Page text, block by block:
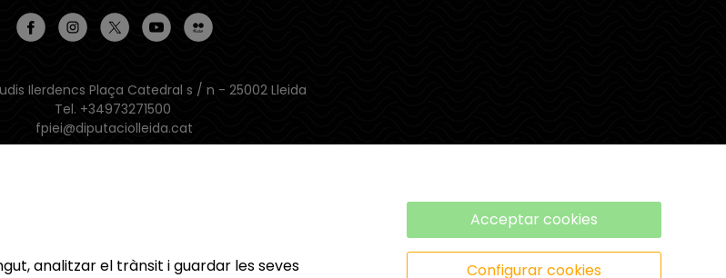
Ilerdencs Plaça Catedral s / n - 25002 Lleida
Tel. +34973271500
fpiei@diputaciolleida.cat
analitzar el trànsit i guardar les seves
Acceptar cookies
Configurar cookies